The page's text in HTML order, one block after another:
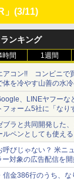
(3/11)
ンキング
時間 1週間
アコン!! コンビニで
体を冷やす山善の水
ちょうどいい【ぼっ
【空いた時間でなに
、LINEヤフーな
フォーム5社に「なり
化を要請 著名人の
などへの対策として
ブラと共同開発した
ルペンとしても使え
」発売 iPadにも紙
める
呼びじゃない？ 米ニ
ー対象の広告配信を
信金386行のうち、な